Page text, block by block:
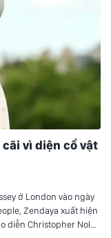
vì diện cổ vật
ở London vào ngày
Zendaya xuất hiện
diễn Christopher Nolan